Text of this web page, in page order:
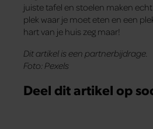
juiste tafel en stoelen maken
plek waar je moet eten en een
hart van je huis zeg maar!
Dit artikel is een partnerbijdrage.
Foto: Pexels
Deel dit artikel op